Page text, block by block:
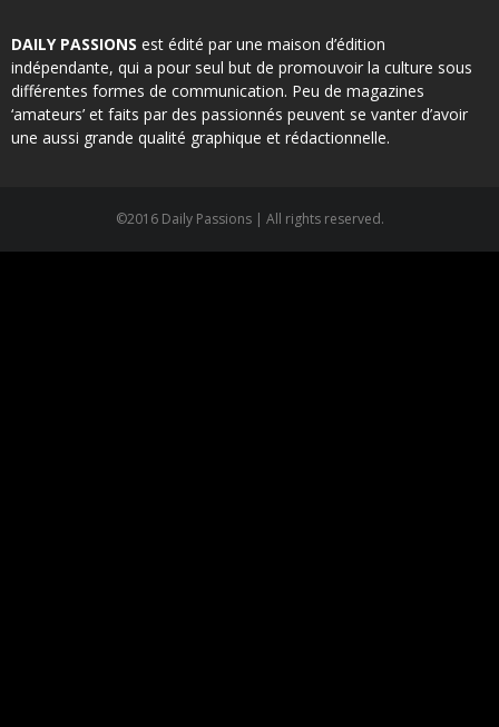
DAILY PASSIONS est édité par une maison d’édition
indépendante, qui a pour seul but de promouvoir la culture sous
différentes formes de communication. Peu de magazines
‘amateurs’ et faits par des passionnés peuvent se vanter d’avoir
une aussi grande qualité graphique et rédactionnelle.
©2016 Daily Passions | All rights reserved.